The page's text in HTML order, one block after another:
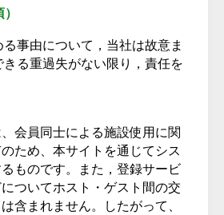
事由について，当社は故意ま
る重過失がない限り，責任を
会員同士による施設使用に関
ため、本サイトを通じてシス
ものです。また，登録サービ
ついてホスト・ゲスト間の交
含まれません。したがって、